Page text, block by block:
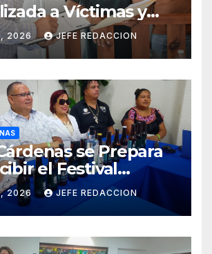
a Víctimas y
de Coalcomán
2026 JEFE REDACCION
se Prepara
el Festival
de la Cerveza
Michoacán 2026
2026 JEFE REDACCION